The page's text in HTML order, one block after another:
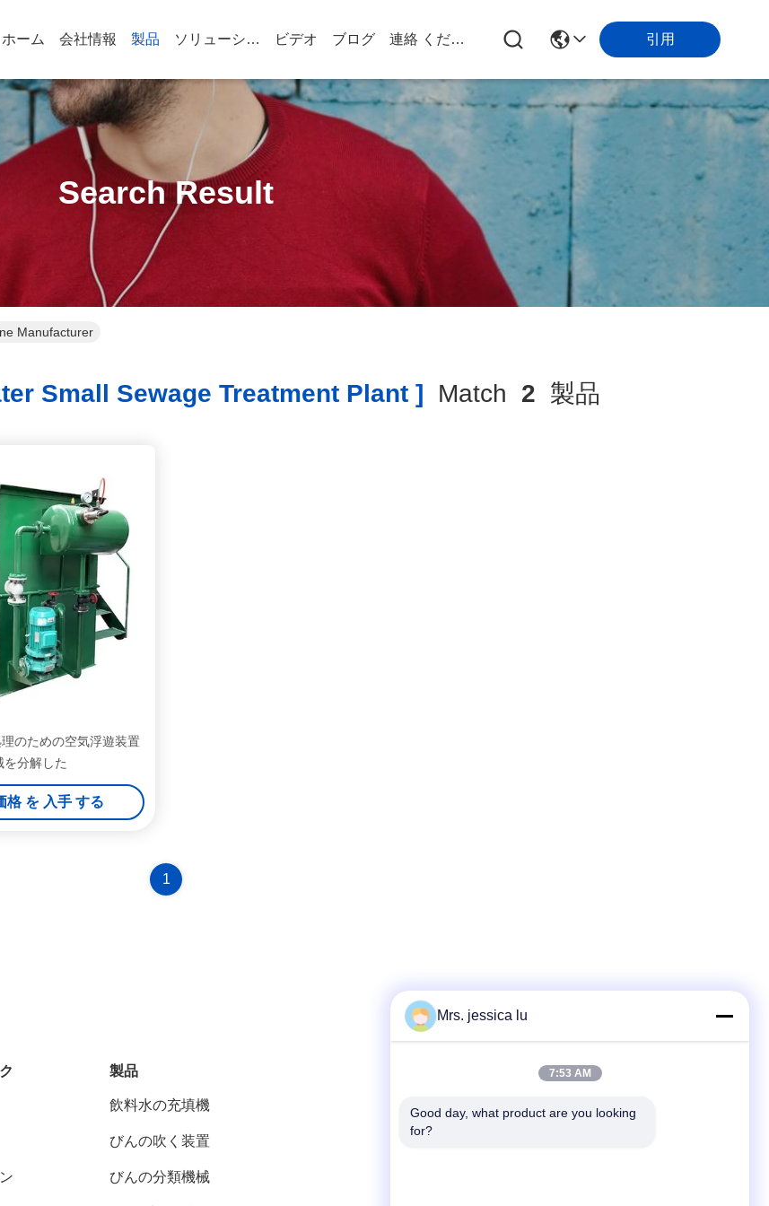
ホーム 会社情報 製品 ソリューション ビデオ ブログ 連絡 ください 引用
Search Result
Manufacturer
Small Sewage Treatment Plant ] Match 2 製品
のための空気浮遊装置
を分解した
格 を 入手 する
1
製品
飲料水の充填機
びんの吹く装置
びんの分類機械
テレ
Mrs. jessica lu
7:53 AM
Good day, what product are you looking
for?